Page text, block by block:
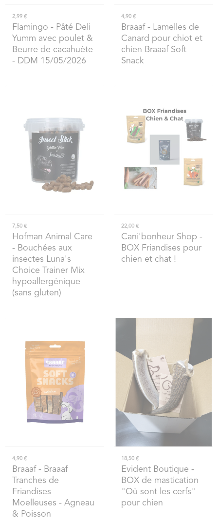
2,99 €
Flamingo - Pâté Deli
Yumm avec poulet &
Beurre de cacahuète
- DDM 15/05/2026
4,90 €
Braaaf- Lamelles de
Canard pour chiot et
chien Braaaf Soft
Snack
7,50 €
Hofman Animal Care
- Bouchées aux
insectes Luna's
Choice Trainer Mix
hypoallergénique
(sans gluten)
22,00 €
Cani'bonheur Shop -
BOX Friandises pour
chien et chat !
4,90 €
Braaaf- Braaaf
Tranches de
Friandises
Moelleuses - Agneau
& Poisson
18,50 €
Evident Boutique -
BOX de mastication
"Où sont les cerfs"
pour chien